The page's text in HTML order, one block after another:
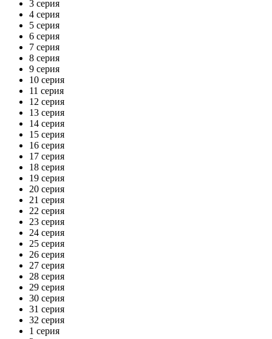
3 серия
4 серия
5 серия
6 серия
7 серия
8 серия
9 серия
10 серия
11 серия
12 серия
13 серия
14 серия
15 серия
16 серия
17 серия
18 серия
19 серия
20 серия
21 серия
22 серия
23 серия
24 серия
25 серия
26 серия
27 серия
28 серия
29 серия
30 серия
31 серия
32 серия
1 серия